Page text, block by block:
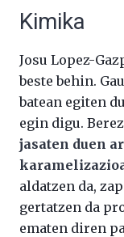
Kimika
Josu Lopez-
beste behin.
batean egiten
egin digu.
jasaten duen
aldatzen da,
gertatzen da
ematen diren